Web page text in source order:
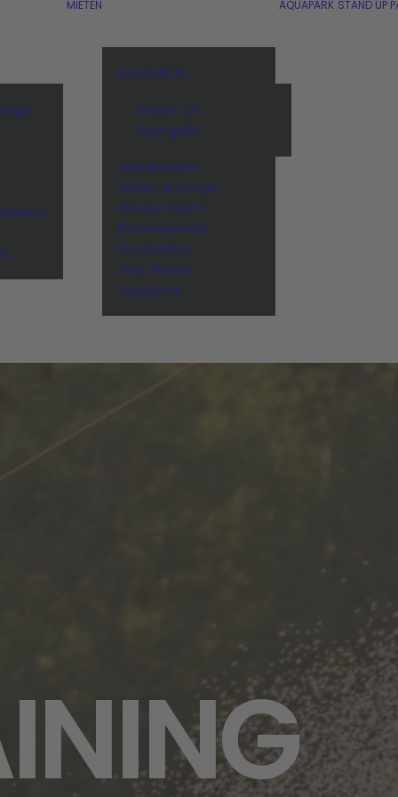
MIETEN
BAHNMIETE
Großer Lift
Übungslift
Schulklassen
Grillen am Lago
Private Feiern
Firmenevents
Hochzeiten
Tiny-House
Aquapark
AQUAPARK STAND UP